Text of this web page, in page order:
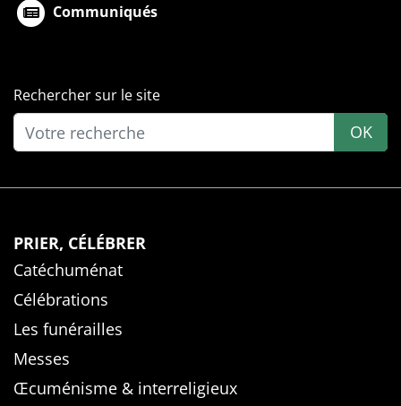
Communiqués
Rechercher sur le site
OK
PRIER, CÉLÉBRER
Catéchuménat
Célébrations
Les funérailles
Messes
Œcuménisme & interreligieux